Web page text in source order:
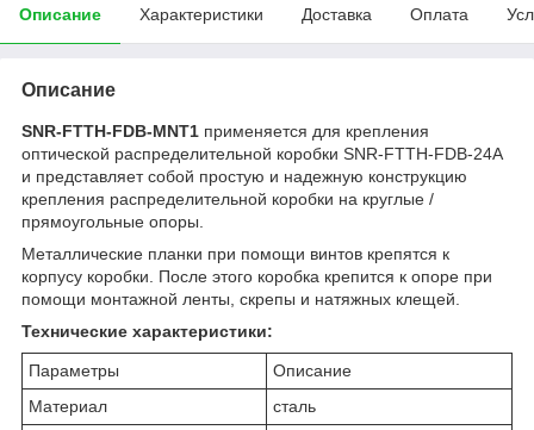
Описание Характеристики Доставка Оплата
Описание
SNR-FTTH-FDB-MNT1 применяется для крепления
оптической распределительной коробки SNR-FTTH-FDB-24A
и представляет собой простую и надежную конструкцию
крепления распределительной коробки на круглые /
прямоугольные опоры.
Металлические планки при помощи винтов крепятся к
корпусу коробки. После этого коробка крепится к опоре при
помощи монтажной ленты, скрепы и натяжных клещей.
Технические характеристики:
Параметры
Описание
Материал
сталь